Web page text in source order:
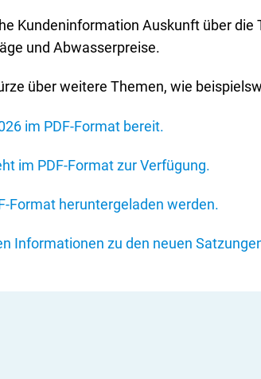
Kundeninformation Auskunft über
und Abwasserpreise.
über weitere Themen, wie
im PDF-Format bereit.
im PDF-Format zur Verfügung.
Format heruntergeladen werden.
Informationen zu den neuen